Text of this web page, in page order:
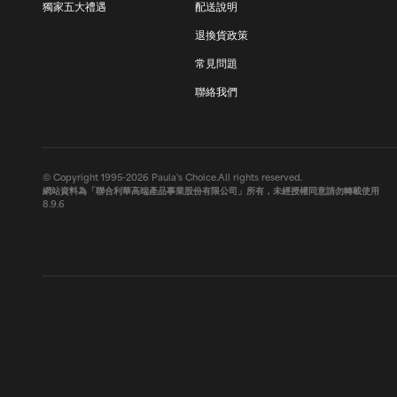
獨家五大禮遇
配送說明
退換貨政策
常見問題
聯絡我們
© Copyright 1995-2026 Paula's Choice.All rights reserved.
網站資料為「聯合利華高端產品事業股份有限公司」所有，未經授權同意請勿轉載使用
8.9.6